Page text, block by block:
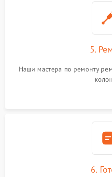
5.
Наши мастера по ремонту
6.